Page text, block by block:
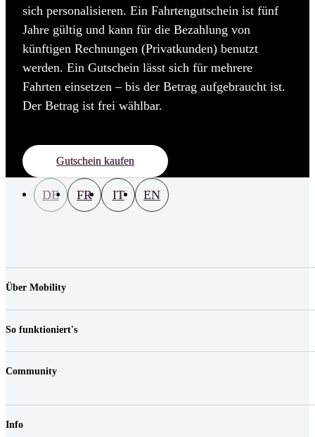
sich personalisieren. Ein Fahrtengutschein ist fünf
Jahre gültig und kann für die Bezahlung von
künftigen Rechnungen (Privatkunden) benutzt
werden. Ein Gutschein lässt sich für mehrere
Fahrten einsetzen – bis der Betrag aufgebraucht ist.
Der Betrag ist frei wählbar.
Gutschein kaufen
Über Mobility
Jobs & Karriere
Medien
So funktioniert's
Standorte
Community
DE FR IT EN
Info